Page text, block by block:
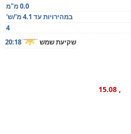
0.0 מ"מ
במהירויות עד 4.1 מ'/ש'
4
שקיעת שמש 20:18
, 15.08